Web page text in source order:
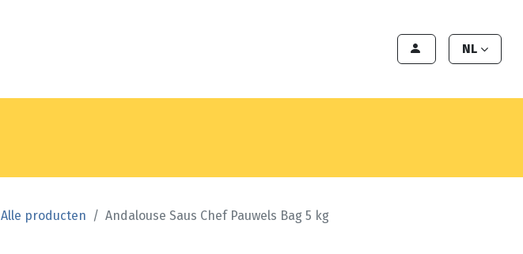
NL
Alle producten Andalouse Saus Chef Pauwels Bag 5 kg